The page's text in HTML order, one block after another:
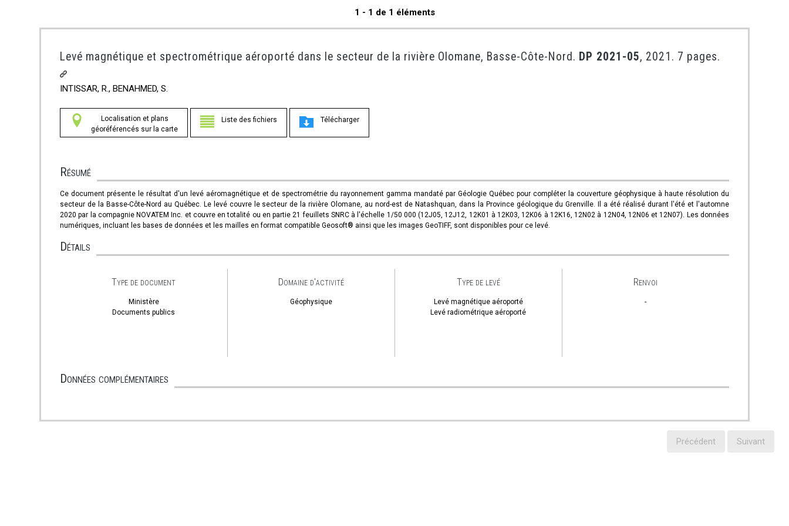
1 - 1 de 1 éléments
Levé magnétique et spectrométrique aéroporté dans le secteur de la rivière Olomane, Basse-Côte-Nord. DP 2021-05, 2021. 7 pages.
INTISSAR, R., BENAHMED, S.
Localisation et plans
géoréférencés sur la carte
Liste des fichiers Télécharger
Résumé
Ce document présente le résultat d'un levé aéromagnétique et de spectrométrie du rayonnement gamma mandaté par Géologie Québec pour compléter la couverture géophysique à haute résolution du
secteur de la Basse-Côte-Nord au Québec. Le levé couvre le secteur de la rivière Olomane, au nord-est de Natashquan, dans la Province géologique du Grenville. Il a été réalisé durant l'été et l'automne
2020 par la compagnie NOVATEM Inc. et couvre en totalité ou en partie 21 feuillets SNRC à l'échelle 1/50 000 (12J05, 12J12, 12K01 à 12K03, 12K06 à 12K16, 12N02 à 12N04, 12N06 et 12N07). Les données
numériques, incluant les bases de données et les mailles en format compatible Geosoft® ainsi que les images GeoTIFF, sont disponibles pour ce levé.
Détails
Type de document
Ministère
Documents publics
Domaine d'activité
Géophysique
Type de levé
Levé magnétique aéroporté
Levé radiométrique aéroporté
Renvoi
-
Données complémentaires
Précédent Suivant